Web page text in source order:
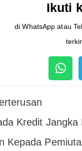
Ikuti
di WhatsApp atau
Kredit Jangka
Kepada